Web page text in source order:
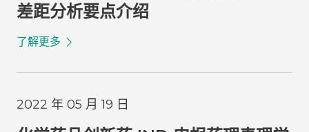
差距分析要点介绍
了解更多
2022 年 05 月 19 日